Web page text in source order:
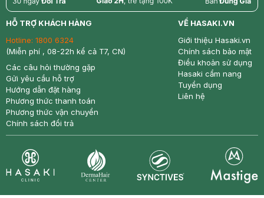
return nowfree price
HỖ TRỢ KHÁCH HÀNG
Hotline: 1800 6324
(Miễn phí , 08-22h kể cả T7, CN)
Các câu hỏi thường gặp
Gửi yêu cầu hỗ trợ
Hướng dẫn đặt hàng
Phương thức thanh toán
Phương thức vận chuyển
Chính sách đổi trả
VỀ HASAKI.VN
Giới thiệu Hasaki.vn
Chính sách bảo mật
Điều khoản sử dụng
Hasaki cẩm nang
Tuyển dụng
Liên hệ